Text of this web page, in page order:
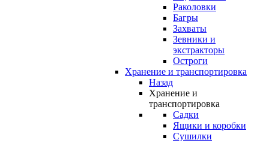
Раколовки
Багры
Захваты
Зевники и
экстракторы
Остроги
Хранение и транспортировка
Назад
Хранение и
транспортировка
Садки
Ящики и коробки
Сушилки